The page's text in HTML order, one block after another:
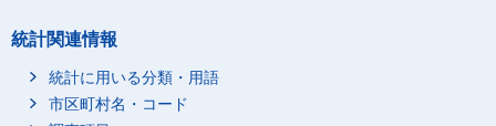
統計関連情報
統計に用いる分類・用語
市区町村名・コード